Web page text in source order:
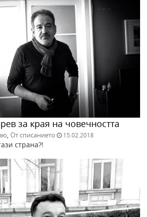
за края на човечността
, От списанието 15.02.2018
страна?!